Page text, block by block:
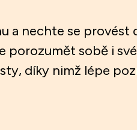
a nechte se provést
porozumět sobě i
díky nimž lépe